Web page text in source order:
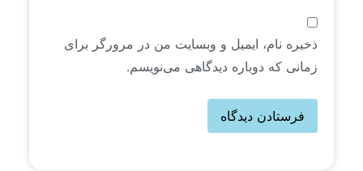
ذخیره نام، ایمیل و وبسایت من در مرورگر برای
زمانی که دوباره دیدگاهی می‌نویسم.